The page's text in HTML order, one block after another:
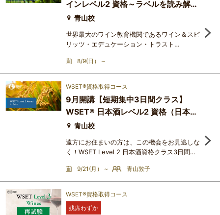
分類・日本酒の提供方法・日本酒の風味に影響
を与える要素・日本酒と料理・WSET
インレベル2 資格～ラベルを読み解く
（日本語：3日間＋認定試験）
青山校
世界最大のワイン教育機関であるワイン＆スピ
リッツ・エデュケーション・トラスト
WSET®）のカリキュラムを基に、ワインに関
する総合的な知識を体系的に学ぶ講座です。最
終回は、WSET®の資格認定試験を受けること
で15言語で学ばれており、年間14 万人を超え
る受講者が資格を取得している世界最大のワイ
ンの教育機関です。日本の認定校であるアカデ
8/9(日） ~
WSET®資格取得コース
9月開講【短期集中3日間クラス】
WSET® 日本酒レベル2 資格（日本
語）青山校
遠方にお住まいの方は、この機会をお見逃しな
く！WSET Level 2 日本酒資格クラス3日間で
中クラスです※通常コースは約3か月です。３
日目に認定試験を実施いたします。３日目に認
定試験を実施いたしますので、講座開講が確定
後２週間前を目途にテキストを事前にご自宅へ
配送いたします。事前に予習をしてご受講いた
9/21(月） ~ 青山敦子
WSET®資格取得コース
残席わずか